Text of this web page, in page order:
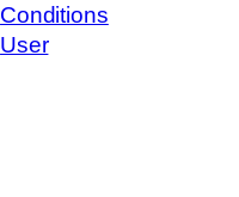
Conditions
User